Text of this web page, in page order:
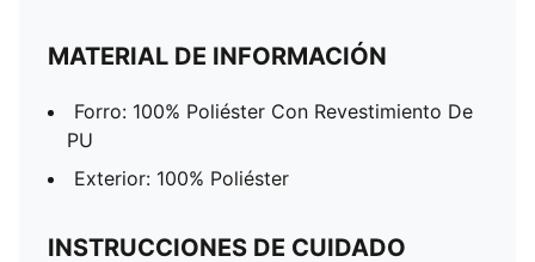
MATERIAL DE INFORMACIÓN
Forro: 100% Poliéster Con Revestimiento De
PU
Exterior: 100% Poliéster
INSTRUCCIONES DE CUIDADO